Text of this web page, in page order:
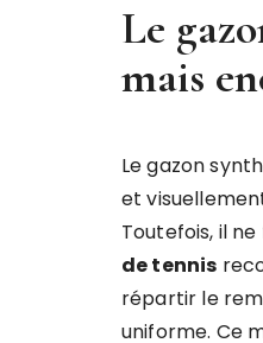
Le
mais
Le gazon
et
Toutefois, il
de tennis
répartir le
uniforme. Ce